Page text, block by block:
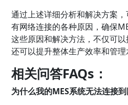
通过上述详细分析和解决方案
有网络连接的各种原因，确保
这些原因和解决方法，不仅可以
还可以提升整体生产效率和管理
相关问答FAQs：
为什么我的MES系统无法连接到